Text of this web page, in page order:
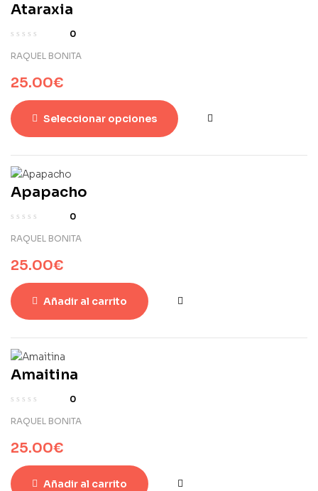
Ataraxia
0
RAQUEL BONITA
25.00€
Seleccionar opciones
Apapacho
0
RAQUEL BONITA
25.00€
Añadir al carrito
Amaitina
0
RAQUEL BONITA
25.00€
Añadir al carrito